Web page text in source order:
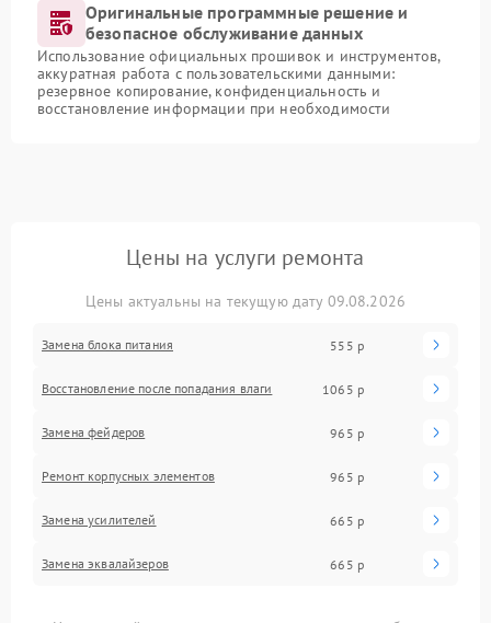
Оригинальные программные решение и
безопасное обслуживание данных
Использование официальных прошивок и инструментов,
аккуратная работа с пользовательскими данными:
резервное копирование, конфиденциальность и
восстановление информации при необходимости
Цены на услуги ремонта
Цены актуальны на текущую дату 09.08.2026
Замена блока питания 555 р
Восстановление после попадания влаги 1065 р
Замена фейдеров 965 р
Ремонт корпусных элементов 965 р
Замена усилителей 665 р
Замена эквалайзеров 665 р